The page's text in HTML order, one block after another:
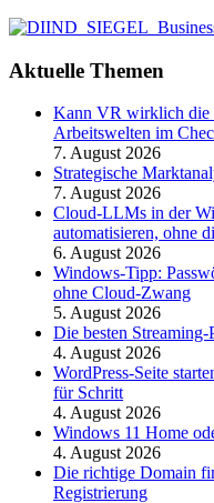
Aktuelle Themen
Kann VR wirklich die
Arbeitswelten im
7. August 2026
Strategische
7. August 2026
Cloud-LLMs in der
automatisieren, ohne
6. August 2026
Windows-Tipp:
ohne Cloud-Zwang
5. August 2026
Die besten
4. August 2026
WordPress-Seite
für Schritt
4. August 2026
Windows 11 Home
4. August 2026
Die richtige Domain
Registrierung